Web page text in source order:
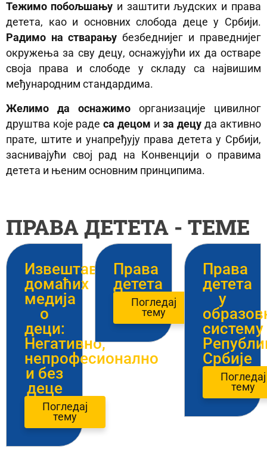
Тежимо побољшању и заштити људских и права
детета, као и основних слобода деце у Србији.
Радимо на стварању безбеднијег и праведнијег
окружења за сву децу, оснажујући их да остваре
своја права и слободе у складу са највишим
међународним стандардима.
Желимо да оснажимо организације цивилног
друштва које раде са децом и за децу да активно
прате, штите и унапређују права детета у Србији,
заснивајући свој рад на Конвенцији о правима
детета и њеним основним принципима.
ПРАВА ДЕТЕТА - ТЕМЕ
Извештавање
домаћих
медија
о
деци:
Негативно,
непрофесионално
и без
деце
Погледај
тему
Права
детета
Погледај
тему
Права
детета
у
систему
Србије
Погледај
тему